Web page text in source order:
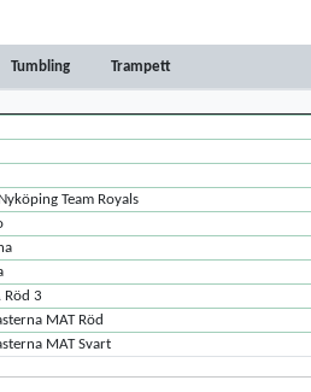
Tumbling Trampett
Team Royals
Röd 3
MAT Röd
MAT Svart